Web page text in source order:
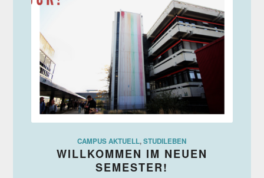
CAMPUS AKTUELL,STUDILEBEN
WILLKOMMEN IM NEUEN
SEMESTER!